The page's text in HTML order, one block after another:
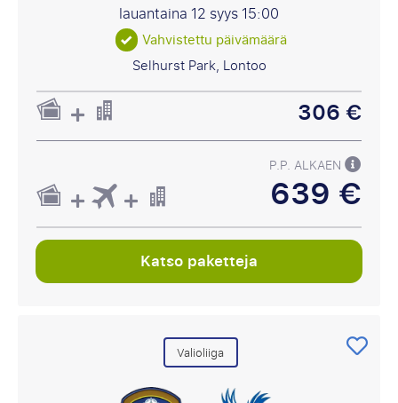
lauantaina 12 syys15:00
Vahvistettu päivämäärä
Selhurst Park, Lontoo
306 €
P.P. ALKAEN
639 €
Katso paketteja
Valioliiga